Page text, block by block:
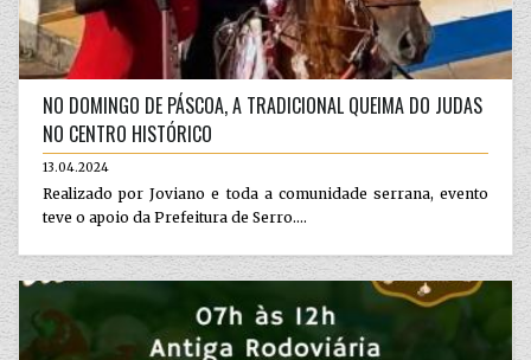
NO DOMINGO DE PÁSCOA, A TRADICIONAL QUEIMA DO JUDAS
NO CENTRO HISTÓRICO
13.04.2024
Realizado por Joviano e toda a comunidade serrana, evento
teve o apoio da Prefeitura de Serro....